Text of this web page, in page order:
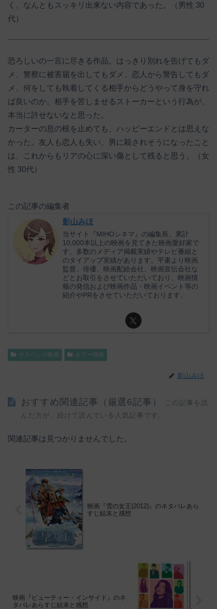
く、なんともスッキリ出来ない内容であった。（男性 30
代）
恐ろしいの一言に尽きる作品。はっきり別れを告げてもダ
メ、警察に被害届を出してもダメ、恋人から警告してもダ
メ、何をしても執着してくる相手からどうやって身を守れ
ば良いのか。相手を苦しませるストーカーという行為が、
本当に許せないなと思った。
カーターの息の根を止めても、ハッピーエンドとは思えな
かった。友人も恋人も失い、男に殺されそうになったこと
は、これからもリアの心に深い傷として残ると思う。（女
性 30代）
この記事の編集者
影山みほ
当サイト『MIHOシネマ』の編集長。累計
10,000本以上の映画を見てきた映画愛好家で
す。多数のメディア掲載実績やテレビ番組と
のタイアップ実績があります。平素より映画
監督、俳優、映画配給会社、映画宣伝会社な
どとお取引をさせていただいており、映画情
報の発信および映画作品・映画イベント等の
紹介やPRをさせていただいております。
サスペンス映画 ホラー映画
影山みほ
おすすめ関連記事（厳選6記事）
この記事を読
んだ方が、続けて読んでいる人気記事です。
関連記事は見つかりませんでした。
映画『雪の女王(2012)』のネタバレあら
すじ結末と感想
映画『ビューティー・インサイド』のネ
タバレあらすじ結末と感想